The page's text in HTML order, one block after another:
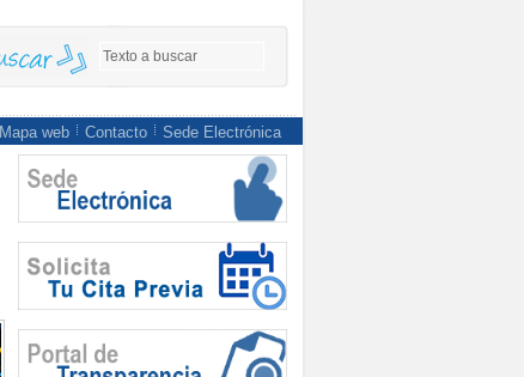
Mapa web Contacto Sede Electrónica